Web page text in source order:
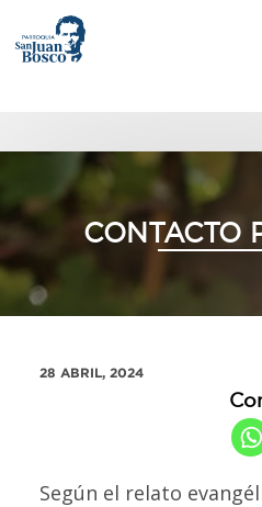
Inicio
CONTACTO
28 ABRIL, 2024
Según el relato